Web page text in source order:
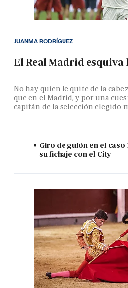
El Real Madrid esquiva
No hay quien le quite de la
que en el Madrid, y por una
capitán de la selección elegido
JUANMA RODRÍGUEZ
Giro de guión en el
su fichaje con el City